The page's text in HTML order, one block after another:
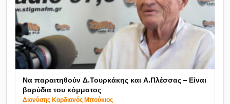
Να παραιτηθούν Δ.Τουρκάκης και Α.Πλέσσας – Είναι
βαρύδια του κόμματος
Διονύσης Καρδιανός Μπούκιος